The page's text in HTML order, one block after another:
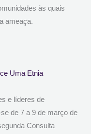
às quais
ameaça.
Uma Etnia
e líderes de
de 7 a 9 de março de
Consulta